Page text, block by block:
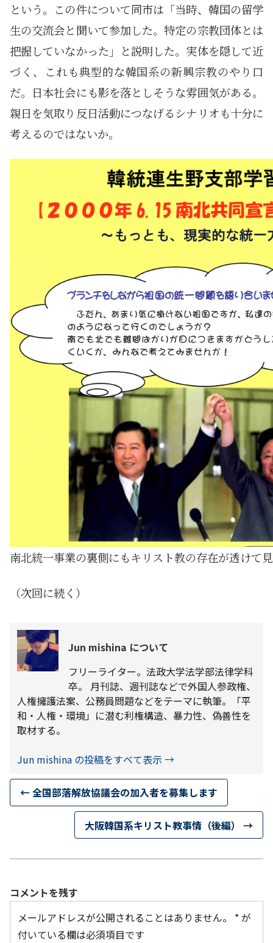
という。この件について同市は「当時、韓国の留学
生の交流会と聞いて参加した。特定の宗教団体とは
把握していなかった」と説明した。実体を隠して近
づく、これも典型的な韓国系の新興宗教のやり口
だ。日本社会にも影を落としそうな雰囲気がある。
親日を気取り反日活動につなげるシナリオも十分に
考えるのではないか。
南北統一事業の裏側にもキリスト教の存在が透けて
（次回に続く）
Jun mishina について
フリーライター。法政大学法学部法律学科
卒。 月刊誌、週刊誌などで外国人参政権、
人権擁護法案、公務員問題などをテーマに執筆。「平
和・人権・環境」に潜む利権構造、暴力性、偽善性を
取材する。
Jun mishina の投稿をすべて表示 →
←全国部落解放協議会の加入者を募集します
大阪韓国系キリスト教事情（後編） →
コメントを残す
メールアドレスが公開されることはありません。
*が
付いている欄は必須項目です